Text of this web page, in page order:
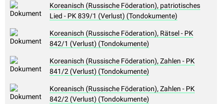
Koreanisch (Russische Föderation), patriotisches
Lied - PK 839/1 (Verlust) (Tondokumente)
Koreanisch (Russische Föderation), Rätsel - PK
842/1 (Verlust) (Tondokumente)
Koreanisch (Russische Föderation), Zahlen - PK
841/2 (Verlust) (Tondokumente)
Koreanisch (Russische Föderation), Zahlen - PK
842/2 (Verlust) (Tondokumente)